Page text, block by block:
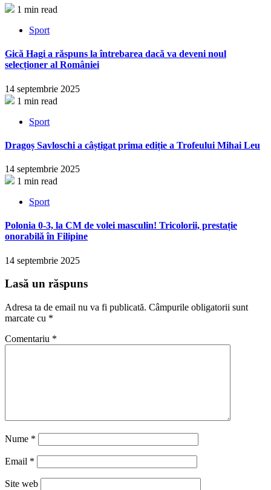
1 min read
Sport
Gică Hagi a răspuns la întrebarea dacă va deveni noul
selecționer al României
14 septembrie 2025
1 min read
Sport
Dragoș Savloschi a câștigat prima ediție a Trofeului Mihai Leu
14 septembrie 2025
1 min read
Sport
Polonia 0-3, la CM de volei masculin! Tricolorii, prestație
onorabilă în Filipine
14 septembrie 2025
Lasă un răspuns
Adresa ta de email nu va fi publicată. Câmpurile obligatorii sunt
marcate cu *
Comentariu *
Nume *
Email *
Site web